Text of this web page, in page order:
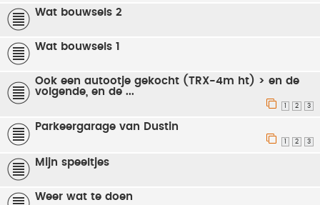
Wat bouwsels 2
Wat bouwsels 1
Ook een autootje gekocht (TRX-4m ht) > en de
volgende, en de ...
2 3
Parkeergarage van Dustin
2 3
Mijn speeltjes
Weer wat te doen